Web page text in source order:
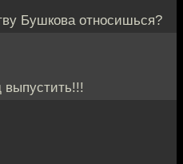
Бушкова относишься?
выпустить!!!